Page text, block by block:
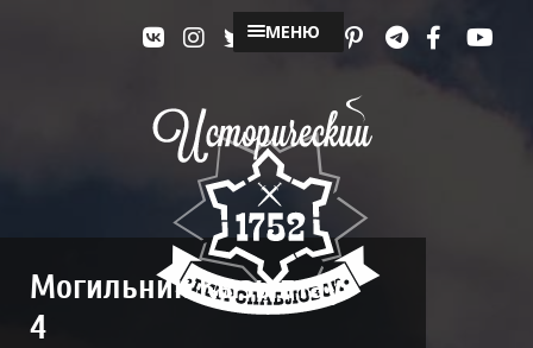
МЕНЮ
Могильник Кызылтау
4